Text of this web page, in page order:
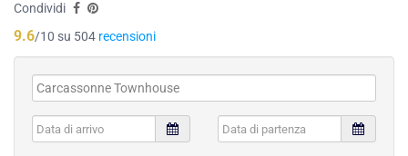
Condividi
9.6/10 su 504 recensioni